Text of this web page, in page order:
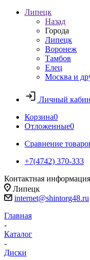
Липецк
Назад
Города
Липецк
Воронеж
Тамбов
Елец
Москва и
Личный
Корзина0
Отложенные0
Сравнение
+7(4742) 370-333
Контактная информация
Липецк
internet@shintorg48.ru
Главная
-
Каталог
-
Диски